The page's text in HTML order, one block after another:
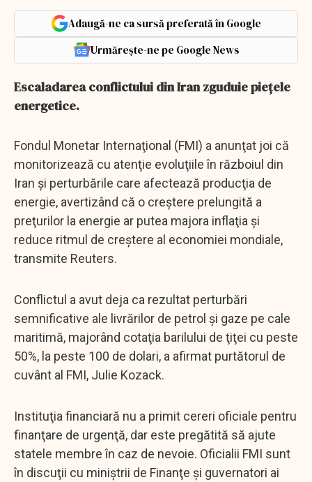
Adaugă-ne ca sursă preferată în Google
Urmărește-ne pe Google News
Escaladarea conflictului din Iran zguduie piețele
energetice.
Fondul Monetar Internaţional (FMI) a anunţat joi că
monitorizează cu atenţie evoluţiile în războiul din
Iran şi perturbările care afectează producţia de
energie, avertizând că o creştere prelungită a
preţurilor la energie ar putea majora inflaţia şi
reduce ritmul de creştere al economiei mondiale,
transmite Reuters.
Conflictul a avut deja ca rezultat perturbări
semnificative ale livrărilor de petrol şi gaze pe cale
maritimă, majorând cotaţia barilului de ţiţei cu peste
50%, la peste 100 de dolari, a afirmat purtătorul de
cuvânt al FMI, Julie Kozack.
Instituţia financiară nu a primit cereri oficiale pentru
finanţare de urgenţă, dar este pregătită să ajute
statele membre în caz de nevoie. Oficialii FMI sunt
în discuţii cu miniştrii de Finanţe şi guvernatori ai